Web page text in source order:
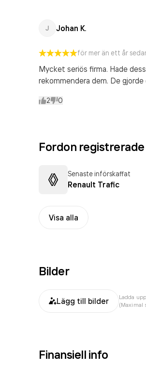
J Johan K.
för mer än ett år
Mycket seriös firma. Hade
rekommendera dem. De
2 0
Fordon registrerade
Senaste införskaffat
Renault Trafic
Visa alla
Bilder
Lägg till bilder
Ladda
(Maximal
Finansiell info